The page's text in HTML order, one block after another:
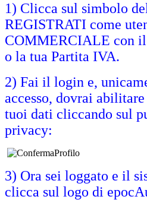
1) Clicca sul simbolo
REGISTRATI come
COMMERCIALE con
o la tua Partita IVA.
2) Fai il login e,
accesso, dovrai
tuoi dati cliccando sul
privacy:
3) Ora sei loggato e il
clicca sul logo di